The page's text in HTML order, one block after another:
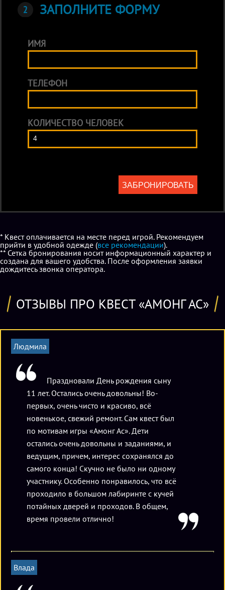
ЗАПОЛНИТЕ ФОРМУ
ИМЯ
ТЕЛЕФОН
КОЛИЧЕСТВО ЧЕЛОВЕК
ЗАБРОНИРОВАТЬ
* Квест оплачивается на месте перед игрой. Рекомендуем
прийти в удобной одежде (все рекомендации).
** Сетка бронирования носит информационный характер и
создана для вашего удобства. После оформления заявки
дождитесь звонка оператора.
ОТЗЫВЫ ПРО КВЕСТ «АМОНГ АС»
Людмила
Праздновали День рождения сыну
11 лет. Остались очень довольны! Во-
первых, очень чисто и красиво, всё
новенькое, свежий ремонт. Сам квест был
по мотивам игры «Амонг Ас». Дети
остались очень довольны и заданиями, и
ведущим, причем, интерес сохранялся до
самого конца! Скучно не было ни одному
участнику. Особенно понравилось, что всё
проходило в большом лабиринте с кучей
потайных дверей и проходов. В общем,
время провели отлично!
Влада